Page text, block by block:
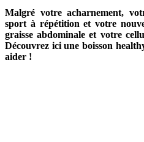
Malgré votre acharnement,
sport à répétition et votre
graisse abdominale et votre
Découvrez ici une boisson
aider !